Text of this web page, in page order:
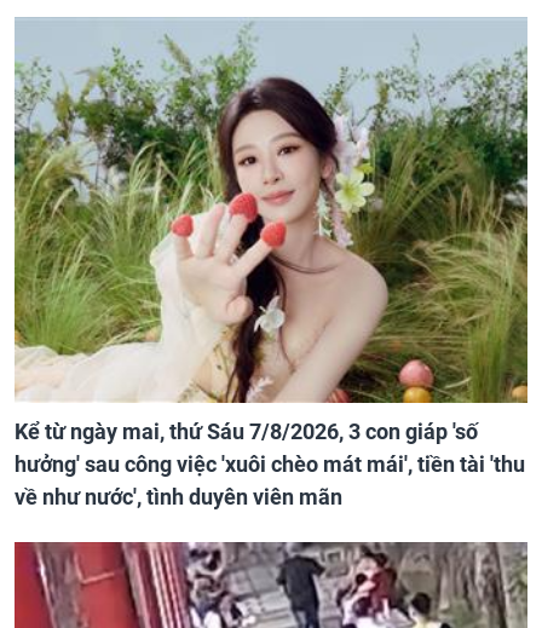
Kể từ ngày mai, thứ Sáu 7/8/2026, 3 con giáp 'số
hưởng' sau công việc 'xuôi chèo mát mái', tiền tài 'thu
về như nước', tình duyên viên mãn